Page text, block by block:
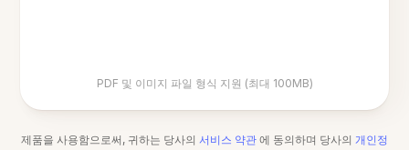
PDF 및 이미지 파일 형식 지원 (최대 100MB)
제품을 사용함으로써, 귀하는 당사의 서비스 약관 에 동의하며 당사의 개인정